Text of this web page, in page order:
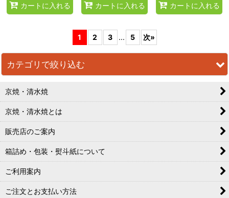
カートに入れる カートに入れる カートに入れる
1 2 3 ... 5 次»
カテゴリで絞り込む
ご飯茶碗
湯呑（ゆのみ）
マグ カップ＆ソーサー
急須（きゅうす）
京焼・清水焼
京焼・清水焼とは
販売店のご案内
箱詰め・包装・熨斗紙について
ご利用案内
ご注文とお支払い方法